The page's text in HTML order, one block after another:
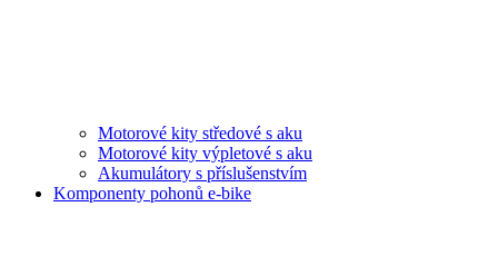
Motorové kity středové s aku
Motorové kity výpletové s aku
Akumulátory s příslušenstvím
Komponenty pohonů e-bike